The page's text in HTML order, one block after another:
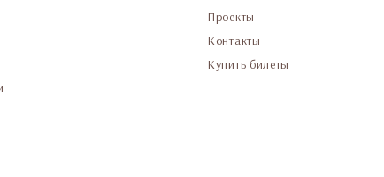
Проекты
Контакты
Купить билеты